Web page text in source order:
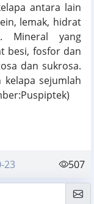
antara lain
lemak, hidrat
Mineral yang
besi, fosfor dan
dan sukrosa.
sejumlah
23 507